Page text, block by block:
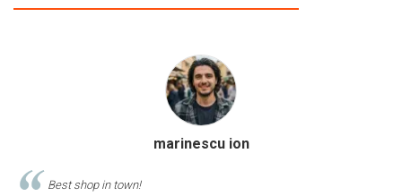
Calinescu Matei
Comand produse de papetarie si birotica de cel putin 10 ani de la